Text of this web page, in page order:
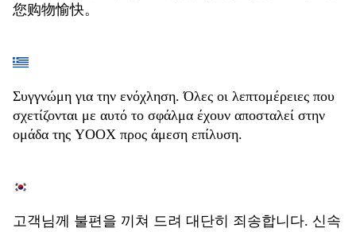
您购物愉快。
Συγγνώμη για την ενόχληση. Όλες οι λεπτομέρειες που
σχετίζονται με αυτό το σφάλμα έχουν αποσταλεί στην
ομάδα της YOOX προς άμεση επίλυση.
고객님께 불편을 끼쳐 드려 대단히 죄송합니다. 신속